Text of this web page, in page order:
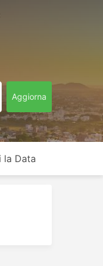
Aggiorna
la Data